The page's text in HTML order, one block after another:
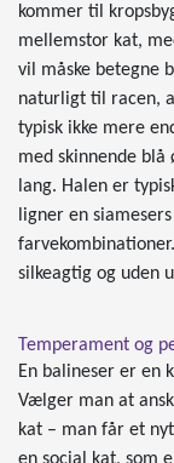
kommer til
mellemstor kat,
vil måske betegne
naturligt til racen,
typisk ikke mere
med skinnende
lang. Halen er
ligner en
silkeagtig og uden
Temperament og
En balineser er en
Vælger man at
kat – man får et
en social kat, som